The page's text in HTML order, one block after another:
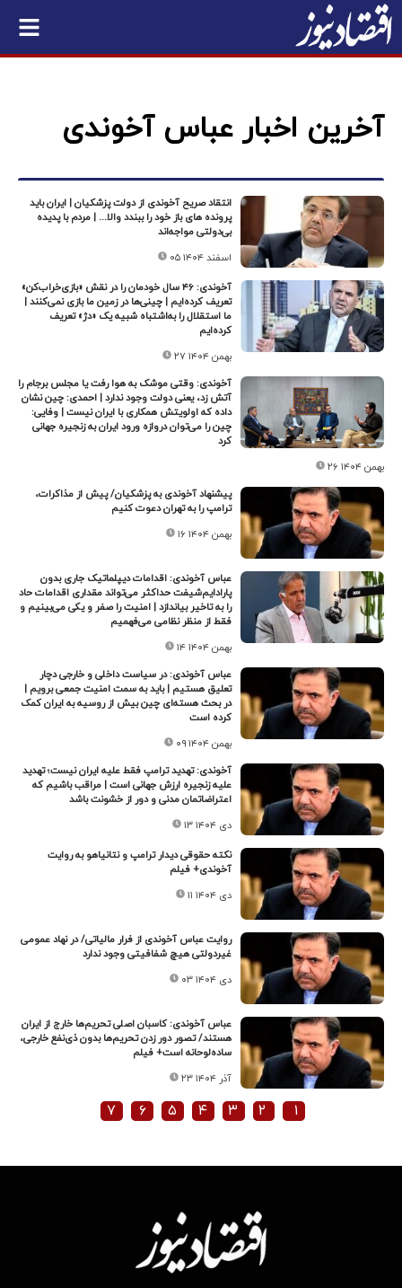
آخرین اخبار عباس آخوندی
انتقاد صریح آخوندی از دولت پزشکیان | ایران باید
پرونده های باز خود را ببندد والا... | مردم با پدیده
بی‌دولتی مواجه‌اند
۰۵ اسفند ۱۴۰۴
آخوندی: ۴۶ سال خودمان را در نقش «بازی‌خراب‌کن»
تعریف کرده‌ایم | چینی‌ها در زمین ما بازی نمی‌کنند |
ما استقلال را به‌اشتباه شبیه یک «دژ» تعریف
کرده‌ایم
۲۷ بهمن ۱۴۰۴
آخوندی: وقتی موشک به هوا رفت یا مجلس برجام را
آتش زد، یعنی دولت وجود ندارد | احمدی: چین نشان
داده که اولویتش همکاری با ایران نیست | وفایی:
چین را می‌توان دروازه ورود ایران به زنجیره جهانی
کرد
۲۶ بهمن ۱۴۰۴
پیشنهاد آخوندی به پزشکیان/ پیش از مذاکرات،
ترامپ را به تهران دعوت کنیم
۱۶ بهمن ۱۴۰۴
عباس آخوندی: اقدامات دیپلماتیک جاری بدون
پارادایم‌شیفت حداکثر می‌تواند مقداری اقدامات حاد
را به تاخیر بیاندازد | امنیت را صفر و یکی می‌بینیم و
فقط از منظر نظامی می‌فهمیم
۱۴ بهمن ۱۴۰۴
عباس آخوندی: در سیاست داخلی و خارجی دچار
تعلیق هستیم | باید به سمت امنیت جمعی برویم |
در بحث هسته‌ای چین بیش از روسیه به ایران کمک
کرده است
۰۹ بهمن ۱۴۰۴
آخوندی: تهدید ترامپ فقط علیه ایران نیست؛ تهدید
علیه زنجیره ارزش جهانی است | مراقب باشیم که
اعتراضاتمان مدنی و دور از خشونت باشد
۱۳ دی ۱۴۰۴
نکته حقوقی دیدار ترامپ و نتانیاهو به روایت
آخوندی+ فیلم
۱۱ دی ۱۴۰۴
روایت عباس آخوندی از فرار مالیاتی/ در نهاد عمومی
غیردولتی هیچ شفافیتی وجود ندارد
۰۳ دی ۱۴۰۴
عباس آخوندی: کاسبان اصلی تحریم‌ها خارج از ایران
هستند/ تصور دور زدن تحریم‌ها بدون ذی‌نفع خارجی،
ساده‌لوحانه است+ فیلم
۲۳ آذر ۱۴۰۴
۱ ۲ ۳ ۴ ۵ ۶ ۷